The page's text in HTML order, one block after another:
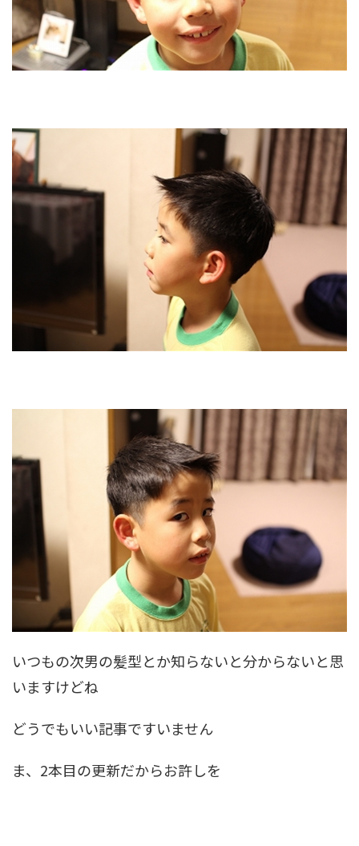
いつもの次男の髪型とか知らないと分からないと思
いますけどね
どうでもいい記事ですいません
ま、2本目の更新だからお許しを